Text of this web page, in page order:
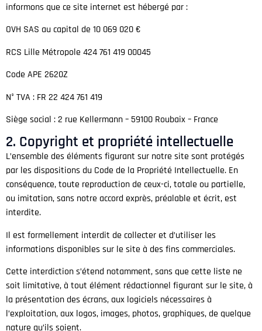
informons que ce site internet est hébergé par :
OVH SAS au capital de 10 069 020 €
RCS Lille Métropole 424 761 419 00045
Code APE 2620Z
N° TVA : FR 22 424 761 419
Siège social : 2 rue Kellermann – 59100 Roubaix – France
2. Copyright et propriété intellectuelle
L’ensemble des éléments figurant sur notre site sont protégés
par les dispositions du Code de la Propriété Intellectuelle. En
conséquence, toute reproduction de ceux-ci, totale ou partielle,
ou imitation, sans notre accord exprès, préalable et écrit, est
interdite.
Il est formellement interdit de collecter et d’utiliser les
informations disponibles sur le site à des fins commerciales.
Cette interdiction s’étend notamment, sans que cette liste ne
soit limitative, à tout élément rédactionnel figurant sur le site, à
la présentation des écrans, aux logiciels nécessaires à
l’exploitation, aux logos, images, photos, graphiques, de quelque
nature qu’ils soient.